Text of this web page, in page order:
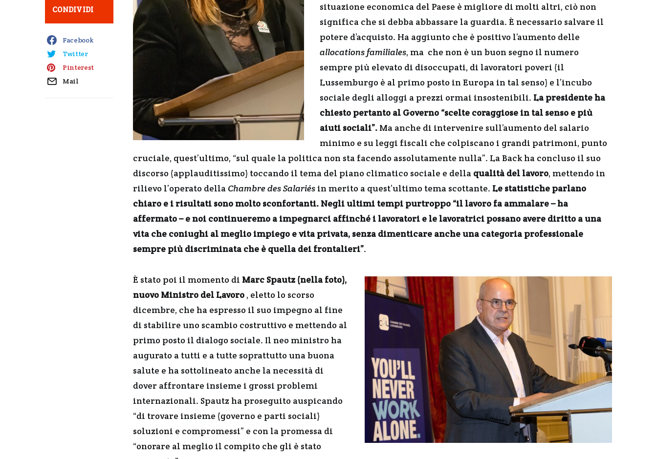
CONDIVIDI
Facebook
Twitter
Pinterest
Mail
situazione economica del Paese è migliore di molti altri, ciò non
significa che si debba abbassare la guardia. È necessario salvare il
potere d’acquisto. Ha aggiunto che è positivo l’aumento delle
allocations familiales, ma che non è un buon segno il numero
sempre più elevato di disoccupati, di lavoratori poveri (il
Lussemburgo è al primo posto in Europa in tal senso) e l’incubo
sociale degli alloggi a prezzi ormai insostenibili. La presidente ha
chiesto pertanto al Governo “scelte coraggiose in tal senso e più
aiuti sociali”. Ma anche di intervenire sull’aumento del salario
minimo e su leggi fiscali che colpiscano i grandi patrimoni, punto
cruciale, quest’ultimo, “sul quale la politica non sta facendo assolutamente nulla”. La Back ha concluso il suo
discorso (applauditissimo) toccando il tema del piano climatico sociale e della qualità del lavoro, mettendo in
rilievo l’operato della Chambre des Salariésin merito a quest’ultimo tema scottante. Le statistiche parlano
chiaro e i risultati sono molto sconfortanti. Negli ultimi tempi purtroppo “il lavoro fa ammalare – ha
affermato – e noi continueremo a impegnarci affinché i lavoratori e le lavoratrici possano avere diritto a una
vita che coniughi al meglio impiego e vita privata, senza dimenticare anche una categoria professionale
sempre più discriminata che è quella dei frontalieri”.
È stato poi il momento di Marc Spautz (nella foto),
nuovo Ministro del Lavoro , eletto lo scorso
dicembre, che ha espresso il suo impegno al fine
di stabilire uno scambio costruttivo e mettendo al
primo posto il dialogo sociale. Il neo ministro ha
augurato a tutti e a tutte soprattutto una buona
salute e ha sottolineato anche la necessità di
dover affrontare insieme i grossi problemi
internazionali. Spautz ha proseguito auspicando
“di trovare insieme (governo e parti sociali)
soluzioni e compromessi” e con la promessa di
“onorare al meglio il compito che gli è stato